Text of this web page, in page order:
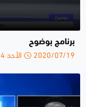
برنامج بوضوح
2020/07/19 الأحد 23:14 م